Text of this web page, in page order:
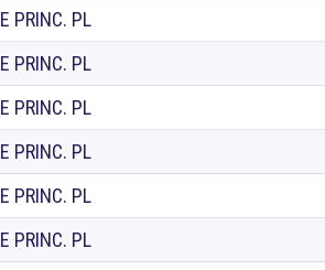
PRINC. PL
PRINC. PL
PRINC. PL
PRINC. PL
PRINC. PL
PRINC. PL